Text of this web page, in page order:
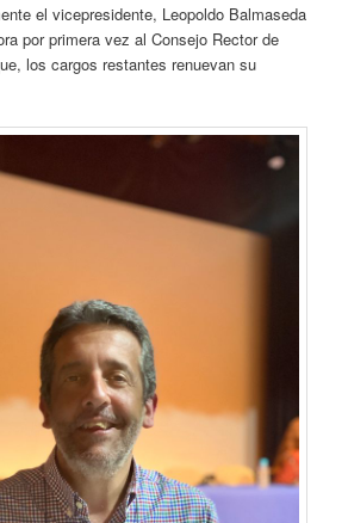
el vicepresidente, Leopoldo Balmaseda
por primera vez al Consejo Rector de
los cargos restantes renuevan su